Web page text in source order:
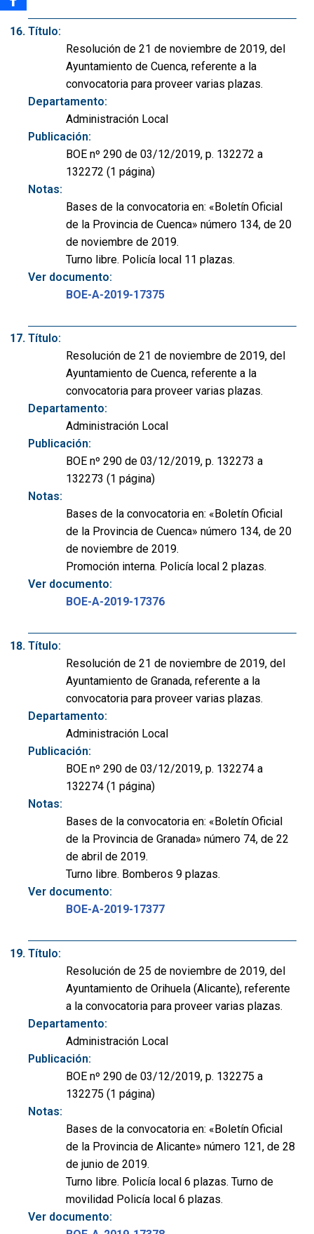
Título:
Resolución de 21 de noviembre de 2019, del
Ayuntamiento de Cuenca, referente a la
convocatoria para proveer varias plazas.
Departamento:
Administración Local
Publicación:
BOE nº 290 de 03/12/2019, p. 132272 a
132272 (1 página)
Notas:
Bases de la convocatoria en: «Boletín Oficial
de la Provincia de Cuenca» número 134, de 20
de noviembre de 2019.
Turno libre. Policía local 11 plazas.
Ver documento:
BOE-A-2019-17375
Título:
Resolución de 21 de noviembre de 2019, del
Ayuntamiento de Cuenca, referente a la
convocatoria para proveer varias plazas.
Departamento:
Administración Local
Publicación:
BOE nº 290 de 03/12/2019, p. 132273 a
132273 (1 página)
Notas:
Bases de la convocatoria en: «Boletín Oficial
de la Provincia de Cuenca» número 134, de 20
de noviembre de 2019.
Promoción interna. Policía local 2 plazas.
Ver documento:
BOE-A-2019-17376
Título:
Resolución de 21 de noviembre de 2019, del
Ayuntamiento de Granada, referente a la
convocatoria para proveer varias plazas.
Departamento:
Administración Local
Publicación:
BOE nº 290 de 03/12/2019, p. 132274 a
132274 (1 página)
Notas:
Bases de la convocatoria en: «Boletín Oficial
de la Provincia de Granada» número 74, de 22
de abril de 2019.
Turno libre. Bomberos 9 plazas.
Ver documento:
BOE-A-2019-17377
Título:
Resolución de 25 de noviembre de 2019, del
Ayuntamiento de Orihuela (Alicante), referente
a la convocatoria para proveer varias plazas.
Departamento:
Administración Local
Publicación:
BOE nº 290 de 03/12/2019, p. 132275 a
132275 (1 página)
Notas:
Bases de la convocatoria en: «Boletín Oficial
de la Provincia de Alicante» número 121, de 28
de junio de 2019.
Turno libre. Policía local 6 plazas. Turno de
movilidad Policía local 6 plazas.
Ver documento: